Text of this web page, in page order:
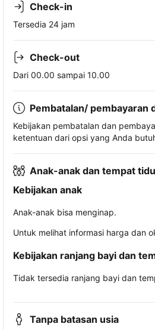
Check-in
Tersedia 24 jam
Check-out
Dari 00.00 sampai 10.00
Pembatalan/ pembayaran
Kebijakan pembatalan dan
ketentuan dari opsi yang Anda
Anak-anak dan tempat
Kebijakan anak
Anak-anak bisa menginap.
Untuk melihat informasi harga dan
Kebijakan ranjang bayi dan
Tidak tersedia ranjang bayi dan
Tanpa batasan usia